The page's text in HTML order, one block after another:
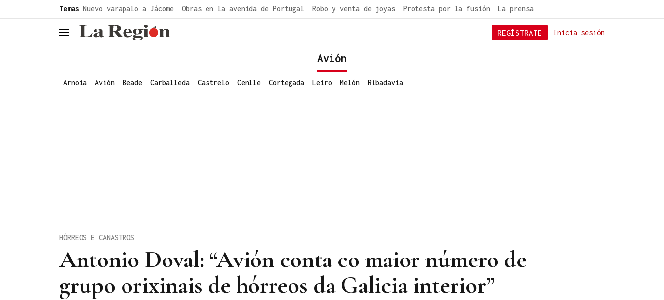
Temas Nuevo varapalo a Jácome Obras en la avenida de Portugal Robo y venta de joyas Protesta por la fusión La prensa
header.menu.open Inicia sesión
REGÍSTRATE
Avión
Arnoia Avión Beade Carballeda Castrelo Cenlle Cortegada Leiro Melón Ribadavia
Antonio Doval: “Avión conta co maior número de
grupo orixinais de hórreos da Galicia interior”
HÓRREOS E CANASTROS